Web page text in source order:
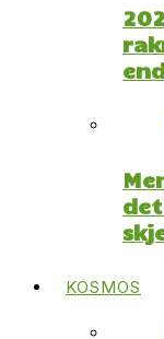
KOSMOS